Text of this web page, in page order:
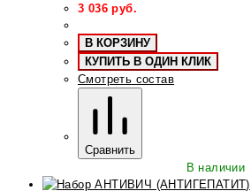
3 036 руб.
В КОРЗИНУ
КУПИТЬ В ОДИН КЛИК
Смотреть состав
Сравнить
В наличии